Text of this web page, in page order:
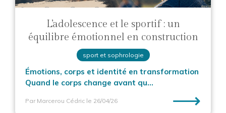
L’adolescence et le sportif : un
équilibre émotionnel en construction
sport et sophrologie
Émotions, corps et identité en transformation
Quand le corps change avant qu...
Par Marcerou Cédric le 26/04/26 ⟶